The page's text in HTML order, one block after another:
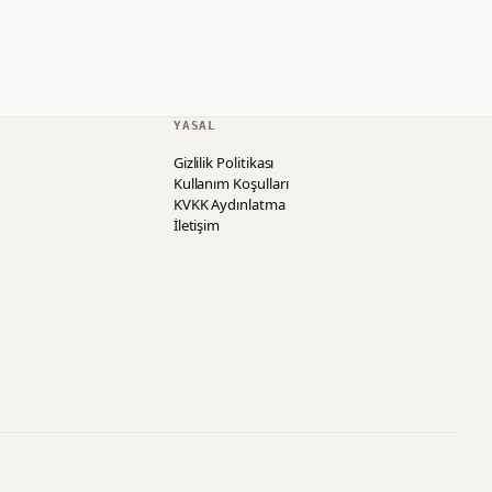
YASAL
Gizlilik Politikası
Kullanım Koşulları
KVKK Aydınlatma
İletişim